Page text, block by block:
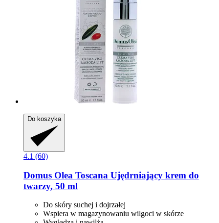
Do koszyka
4.1 (60)
Domus Olea Toscana Ujędrniający krem do
twarzy, 50 ml
Do skóry suchej i dojrzałej
Wspiera w magazynowaniu wilgoci w skórze